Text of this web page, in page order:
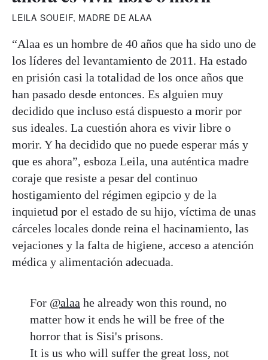
LEILA SOUEIF, MADRE DE ALAA
“Alaa es un hombre de 40 años que ha sido uno de
los líderes del levantamiento de 2011. Ha estado
en prisión casi la totalidad de los once años que
han pasado desde entonces. Es alguien muy
decidido que incluso está dispuesto a morir por
sus ideales. La cuestión ahora es vivir libre o
morir. Y ha decidido que no puede esperar más y
que es ahora”, esboza Leila, una auténtica madre
coraje que resiste a pesar del continuo
hostigamiento del régimen egipcio y de la
inquietud por el estado de su hijo, víctima de unas
cárceles locales donde reina el hacinamiento, las
vejaciones y la falta de higiene, acceso a atención
médica y alimentación adecuada.
For @alaa he already won this round, no
matter how it ends he will be free of the
horror that is Sisi's prisons.
It is us who will suffer the great loss, not